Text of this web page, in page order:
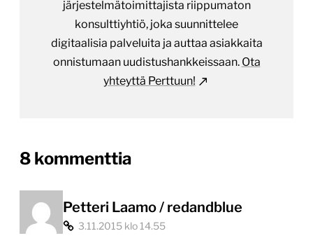
järjestelmätoimittajista riippumaton
konsulttiyhtiö, joka suunnittelee
digitaalisia palveluita ja auttaa asiakkaita
onnistumaan uudistushankkeissaan. Ota
yhteyttä Perttuun!
8 kommenttia
mobiilisovelluksen
toteutus
Petteri Laamo / redandblue
3.11.2015 klo 14.55